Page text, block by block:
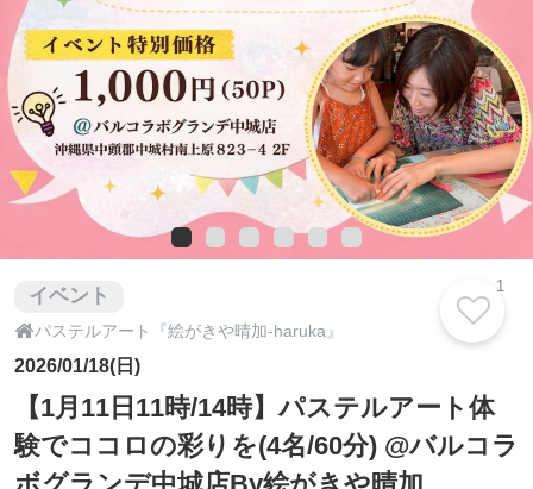
イベント
パステルアート『絵がきや晴加-haruka』
2026/01/18(日)
【1月11日11時/14時】パステルアート体
験でココロの彩りを(4名/60分) @バルコラ
1